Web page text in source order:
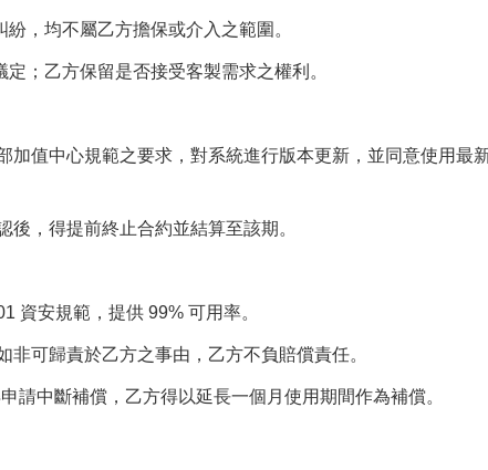
，均不屬乙方擔保或介入之範圍。
；乙方保留是否接受客製需求之權利。
值中心規範之要求，對系統進行版本更新，並同意使用最
，得提前終止合約並結算至該期。
資安規範，提供 99% 可用率。
可歸責於乙方之事由，乙方不負賠償責任。
請中斷補償，乙方得以延長一個月使用期間作為補償。